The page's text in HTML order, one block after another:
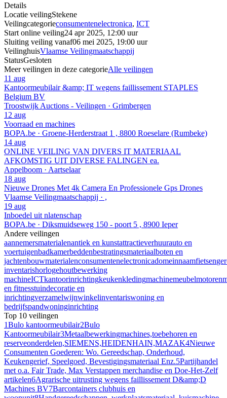
Details
Locatie veilingStekene
Veilingcategorieconsumentenelectronica, ICT
Start online veiling24 apr 2025, 12:00 uur
Sluiting veiling vanaf06 mei 2025, 19:00 uur
VeilinghuisVlaamse Veilingmaatschappij
StatusGesloten
Meer veilingen in deze categorieAlle veilingen
11 aug
Kantoormeubilair &amp; IT wegens faillissement STAPLES
Belgium BV
Troostwijk Auctions - Veilingen · Grimbergen
12 aug
Voorraad en machines
BOPA.be · Groene-Herderstraat 1 , 8800 Roeselare (Rumbeke)
14 aug
ONLINE VEILING VAN DIVERS IT MATERIAAL
AFKOMSTIG UIT DIVERSE FALINGEN ea.
Appelboom · Aartselaar
18 aug
Nieuwe Drones Met 4k Camera En Professionele Gps Drones
Vlaamse Veilingmaatschappij · ,
19 aug
Inboedel uit nlatenschap
BOPA.be · Diksmuidseweg 150 - poort 5 , 8900 Ieper
Andere veilingen
aannemersmaterialenantiek en kunstattractieverhuurauto en
voertuigenbadkamerbeddenbestratingsmateriaalboten en
jachtenbouwmaterialenconsumentenelectronicadomeinnaamfietsen
inventarishorlogehoutbewerking
machineICTkantoorinrichtingkeukenkledingmachinemeubelmotoren
en fitnesstuindecoratie en
inrichtingverzamelwijnwinkelinventariswoning en
bedrijfspandwoninginrichting
Top 10 veilingen
1Bulo kantoormeubilair2Bulo
Kantoormeubilair3Metaalbewerkingmachines,toebehoren en
reserveonderdelen,SIEMENS,HEIDENHAIN,MAZAK4Nieuwe
Consumenten Goederen: Wo. Gereedschap, Onderhoud,
Keukengerief, Speelgoed, Bevestigingsmateriaal Enz.5Partijhandel
met o.a. Fair Trade, Max Verstappen merchandise en Doe-Het-Zelf
artikelen6Agrarische uitrusting wegens faillissement D&amp;D
Machines BV7Barcontainers clubhuis en